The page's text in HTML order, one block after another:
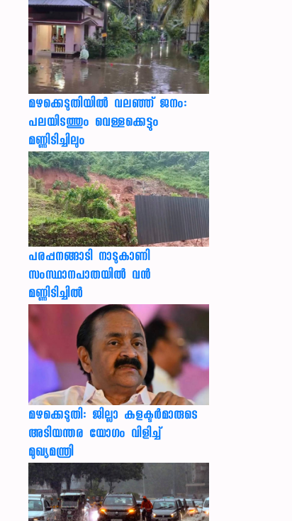
മഴക്കെടുതിയിൽ വലഞ്ഞ് ജനം:
പലയിടത്തും വെള്ളക്കെട്ടും
മണ്ണിടിച്ചിലും
പരപ്പനങ്ങാടി നാടുകാണി
സംസ്ഥാനപാതയില്‍ വന്‍
മണ്ണിടിച്ചില്‍
മഴക്കെടുതി: ജില്ലാ കളക്ടർമാരുടെ
അടിയന്തര യോഗം വിളിച്ച്
മുഖ്യമന്ത്രി